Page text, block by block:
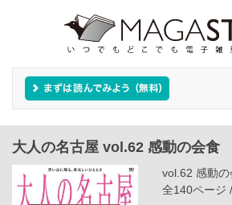
大人の名古屋 vol.62 感動の会食
vol.62 感動の
全140ページ